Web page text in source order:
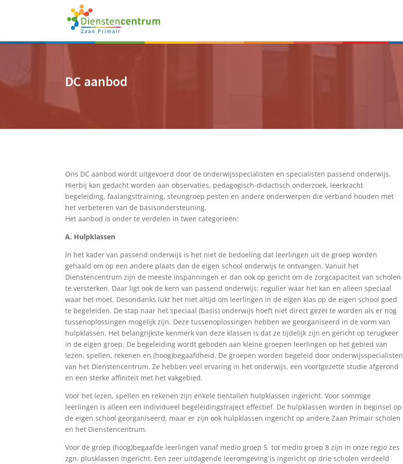
DC aanbod
Ons DC aanbod wordt uitgevoerd door de onderwijsspecialisten en specialisten passend onderwijs.
Hierbij kan gedacht worden aan observaties, pedagogisch-didactisch onderzoek, leerkracht
begeleiding, faalangsttraining, steungroep pesten en andere onderwerpen die verband houden met
het verbeteren van de basisondersteuning.
Het aanbod is onder te verdelen in twee categorieën:
A. Hulpklassen
In het kader van passend onderwijs is het niet de bedoeling dat leerlingen uit de groep worden
gehaald om op een andere plaats dan de eigen school onderwijs te ontvangen. Vanuit het
Dienstencentrum zijn de meeste inspanningen er dan ook op gericht om de zorgcapaciteit van scholen
te versterken. Daar ligt ook de kern van passend onderwijs: regulier waar het kan en alleen speciaal
waar het moet. Desondanks lukt het niet altijd om leerlingen in de eigen klas op de eigen school goed
te begeleiden. De stap naar het speciaal (basis) onderwijs hoeft niet direct gezet te worden als er nog
tussenoplossingen mogelijk zijn. Deze tussenoplossingen hebben we georganiseerd in de vorm van
hulpklassen. Het belangrijkste kenmerk van deze klassen is dat ze tijdelijk zijn en gericht op terugkeer
in de eigen groep. De begeleiding wordt geboden aan kleine groepen leerlingen op het gebied van
lezen, spellen, rekenen en (hoog)begaafdheid. De groepen worden begeleid door onderwijsspecialisten
van het Dienstencentrum. Ze hebben veel ervaring in het onderwijs, een voortgezette studie afgerond
en een sterke affiniteit met het vakgebied.
Voor het lezen, spellen en rekenen zijn enkele tientallen hulpklassen ingericht. Voor sommige
leerlingen is alleen een individueel begeleidingstraject effectief. De hulpklassen worden in beginsel op
de eigen school georganiseerd, maar er zijn ook hulpklassen ingericht op andere Zaan Primair scholen
en het Dienstencentrum.
Voor de groep (hoog)begaafde leerlingen vanaf medio groep 5 tot medio groep 8 zijn in onze regio zes
zgn. plusklassen ingericht. Een zeer uitdagende leeromgeving is ingericht op drie scholen verdeeld